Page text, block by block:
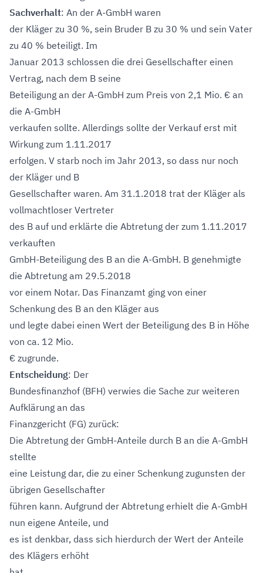
Sachverhalt: An der A-GmbH waren
der Kläger zu 30 %, sein Bruder B zu 30 % und sein Vater
zu 40 % beteiligt. Im
Januar 2013 schlossen die drei Gesellschafter einen
Vertrag, nach dem B seine
Beteiligung an der A-GmbH zum Preis von 2,1 Mio. € an
die A-GmbH
verkaufen sollte. Allerdings sollte der Verkauf erst mit
Wirkung zum 1.11.2017
erfolgen. V starb noch im Jahr 2013, so dass nur noch
der Kläger und B
Gesellschafter waren. Am 31.1.2018 trat der Kläger als
vollmachtloser Vertreter
des B auf und erklärte die Abtretung der zum 1.11.2017
verkauften
GmbH-Beteiligung des B an die A-GmbH. B genehmigte
die Abtretung am 29.5.2018
vor einem Notar. Das Finanzamt ging von einer
Schenkung des B an den Kläger aus
und legte dabei einen Wert der Beteiligung des B in Höhe
von ca. 12 Mio.
€ zugrunde.
Entscheidung: Der
Bundesfinanzhof (BFH) verwies die Sache zur weiteren
Aufklärung an das
Finanzgericht (FG) zurück:
Die Abtretung der GmbH-Anteile durch B an die A-GmbH
stellte
eine Leistung dar, die zu einer Schenkung zugunsten der
übrigen Gesellschafter
führen kann. Aufgrund der Abtretung erhielt die A-GmbH
nun eigene Anteile, und
es ist denkbar, dass sich hierdurch der Wert der Anteile
des Klägers erhöht